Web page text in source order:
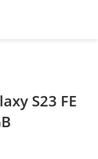
S23 FE